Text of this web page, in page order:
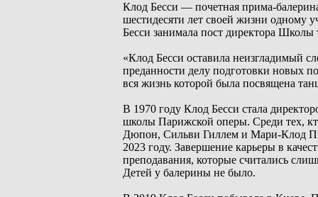
Клод Бесси — почетная прима-
шестидесяти лет своей жизни одному
Бесси занимала пост директора
«Клод Бесси оставила неизгладимый
преданности делу подготовки новых
вся жизнь которой была посвящена
В 1970 году Клод Бесси стала
школы Парижской оперы. Среди тех,
Дюпон, Сильви Гиллем и Мари-Клод
2023 году. Завершение карьеры в
преподавания, которые считались
Детей у балерины не было.